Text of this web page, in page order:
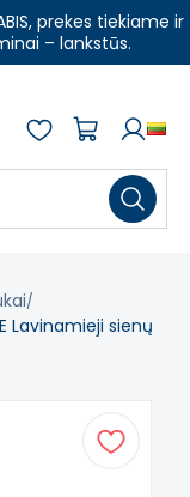
prekes tiekiame ir
– lankstūs.
Lavinamieji sienų